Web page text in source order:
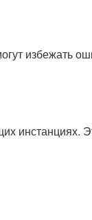
избежать
инстанциях.